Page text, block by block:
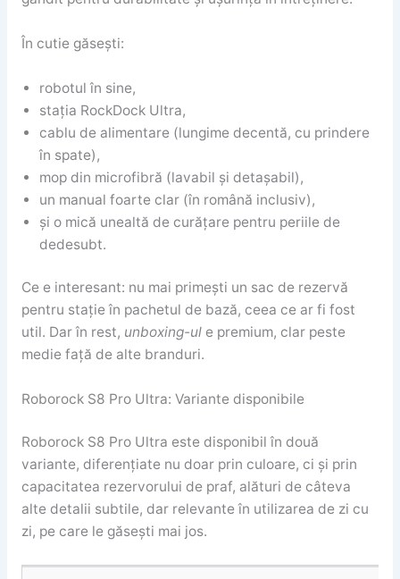
În cutie găsești:
robotul în sine,
stația RockDock Ultra,
cablu de alimentare (lungime decentă, cu prindere
în spate),
mop din microfibră (lavabil și detașabil),
un manual foarte clar (în română inclusiv),
și o mică unealtă de curățare pentru periile de
dedesubt.
Ce e interesant: nu mai primești un sac de rezervă
pentru stație în pachetul de bază, ceea ce ar fi fost
util. Dar în rest, unboxing-ule premium, clar peste
medie față de alte branduri.
Roborock S8 Pro Ultra: Variante disponibile
Roborock S8 Pro Ultra este disponibil în două
variante, diferențiate nu doar prin culoare, ci și prin
capacitatea rezervorului de praf, alături de câteva
alte detalii subtile, dar relevante în utilizarea de zi cu
zi, pe care le găsești mai jos.